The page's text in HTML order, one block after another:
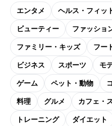
エンタメ ヘルス・フィッ
ビューティー ファッショ
ファミリー・キッズ フー
ビジネス スポーツ モ
ゲーム ペット・動物
料理 グルメ カフェ・
トレーニング ダイエット